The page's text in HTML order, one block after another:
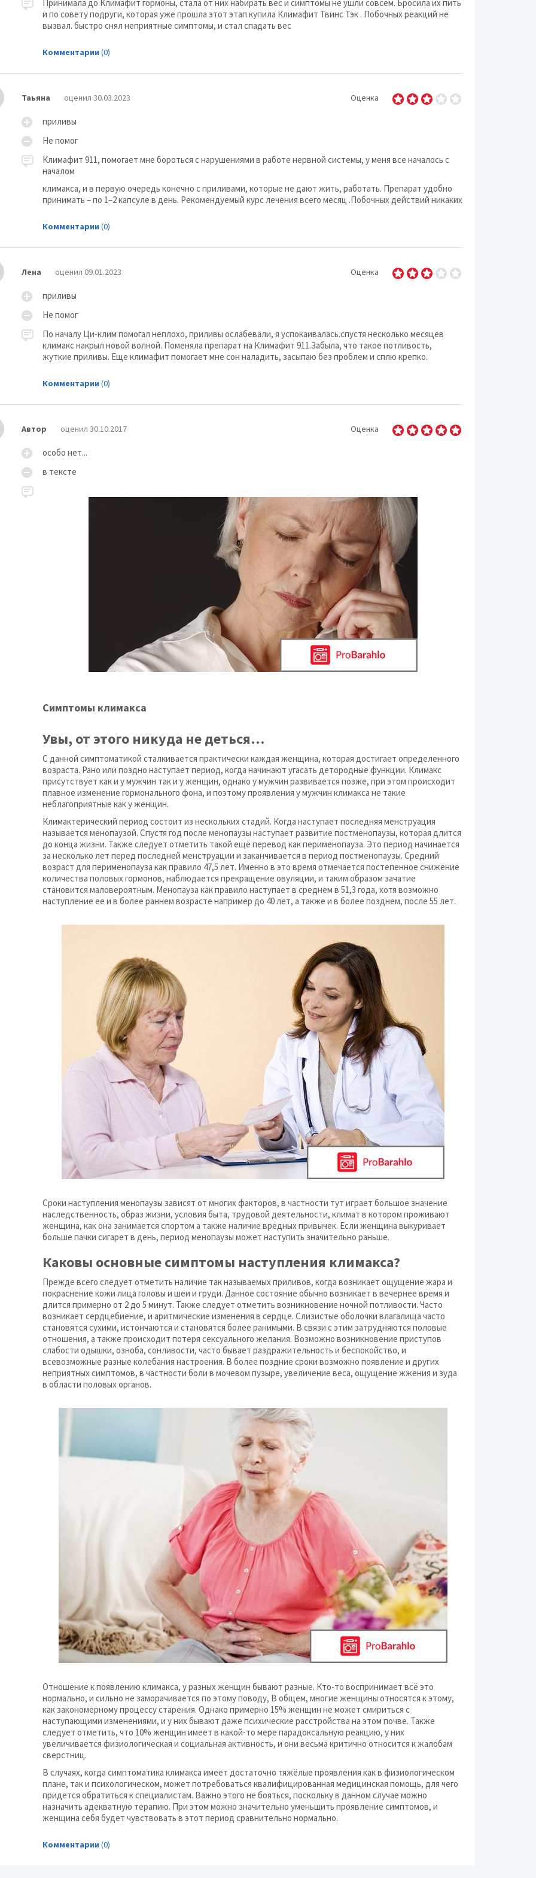
Принимала до Климафит гормоны, стала от них набирать вес и симптомы не ушли совсем. Бросила их пить
и по совету подруги, которая уже прошла этот этап купила Климафит Твинс Тэк . Побочных реакций не
вызвал. быстро снял неприятные симптомы, и стал спадать вес
Комментарии (0)
Таьяна оценил 30.03.2023 Оценка
приливы
Не помог
Климафит 911, помогает мне бороться с нарушениями в работе нервной системы, у меня все началось с
началом
климакса, и в первую очередь конечно с приливами, которые не дают жить, работать. Препарат удобно
принимать – по 1–2 капсуле в день. Рекомендуемый курс лечения всего месяц .Побочных действий никаких
Комментарии (0)
Лена оценил 09.01.2023 Оценка
приливы
Не помог
По началу Ци-клим помогал неплохо, приливы ослабевали, я успокаивалась.спустя несколько месяцев
климакс накрыл новой волной. Поменяла препарат на Климафит 911.Забыла, что такое потливость,
жуткие приливы. Еще климафит помогает мне сон наладить, засыпаю без проблем и сплю крепко.
Комментарии (0)
Автор оценил 30.10.2017 Оценка
особо нет...
в тексте
Симптомы климакса
Увы, от этого никуда не деться…
С данной симптоматикой сталкивается практически каждая женщина, которая достигает определенного
возраста. Рано или поздно наступает период, когда начинают угасать детородные функции. Климакс
присутствует как и у мужчин так и у женщин, однако у мужчин развивается позже, при этом происходит
плавное изменение гормонального фона, и поэтому проявления у мужчин климакса не такие
неблагоприятные как у женщин.
Климактерический период состоит из нескольких стадий. Когда наступает последняя менструация
называется менопаузой. Спустя год после менопаузы наступает развитие постменопаузы, которая длится
до конца жизни. Также следует отметить такой ещё перевод как перименопауза. Это период начинается
за несколько лет перед последней менструации и заканчивается в период постменопаузы. Средний
возраст для перименопауза как правило 47,5 лет. Именно в это время отмечается постепенное снижение
количества половых гормонов, наблюдается прекращение овуляции, и таким образом зачатие
становится маловероятным. Менопауза как правило наступает в среднем в 51,3 года, хотя возможно
наступление ее и в более раннем возрасте например до 40 лет, а также и в более позднем, после 55 лет.
Сроки наступления менопаузы зависят от многих факторов, в частности тут играет большое значение
наследственность, образ жизни, условия быта, трудовой деятельности, климат в котором проживают
женщина, как она занимается спортом а также наличие вредных привычек. Если женщина выкуривает
больше пачки сигарет в день, период менопаузы может наступить значительно раньше.
Каковы основные симптомы наступления климакса?
Прежде всего следует отметить наличие так называемых приливов, когда возникает ощущение жара и
покраснение кожи лица головы и шеи и груди. Данное состояние обычно возникает в вечернее время и
длится примерно от 2 до 5 минут. Также следует отметить возникновение ночной потливости. Часто
возникает сердцебиение, и аритмические изменения в сердце. Слизистые оболочки влагалища часто
становятся сухими, истончаются и становятся более ранимыми. В связи с этим затрудняются половые
отношения, а также происходит потеря сексуального желания. Возможно возникновение приступов
слабости одышки, озноба, сонливости, часто бывает раздражительность и беспокойство, и
всевозможные разные колебания настроения. В более поздние сроки возможно появление и других
неприятных симптомов, в частности боли в мочевом пузыре, увеличение веса, ощущение жжения и зуда
в области половых органов.
Отношение к появлению климакса, у разных женщин бывают разные. Кто-то воспринимает всё это
нормально, и сильно не заморачивается по этому поводу, В общем, многие женщины относятся к этому,
как закономерному процессу старения. Однако примерно 15% женщин не может смириться с
наступающими изменениями, и у них бывают даже психические расстройства на этом почве. Также
следует отметить, что 10% женщин имеет в какой-то мере парадоксальную реакцию, у них
увеличивается физиологическая и социальная активность, и они весьма критично относится к жалобам
сверстниц.
В случаях, когда симптоматика климакса имеет достаточно тяжёлые проявления как в физиологическом
плане, так и психологическом, может потребоваться квалифицированная медицинская помощь, для чего
придется обратиться к специалистам. Важно этого не бояться, поскольку в данном случае можно
назначить адекватную терапию. При этом можно значительно уменьшить проявление симптомов, и
женщина себя будет чувствовать в этот период сравнительно нормально.
Комментарии (0)
Методы лечения и
Средства